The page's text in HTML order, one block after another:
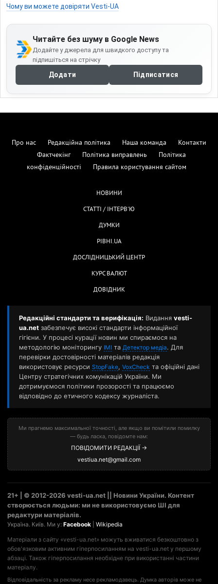
Чому ви можете довіряти Vesti-UA
Читайте без шуму в Google News
Додайте у джерела для швидкого доступу та
підпишіться на стрічку
Додати Підписатися
Про нас Редакційна політика Наша команда
Контакти
Фактчекінг
Політика виправлень
Політика
конфіденційності
Правила користування сайтом
НОВИНИ
СТАТТІ / ІНТЕРВ'Ю
ДУМКИ
РІВНІ.UA
ДОСЛІДНИЦЬКИЙ ЦЕНТР
КУРС ВАЛЮТ
ДОВІДНИК
Редакційні стандарти та верифікація: Видання vesti-
ua.net забезпечує високі стандарти інформаційної
гігієни. У процесі курації новин ми спираємося на
методологію моніторингу ІМІ та Детектор медіа. Для
перевірки достовірності матеріалів редакція
використовує ресурси StopFake, VoxCheck та офіційні дані
Центру стратегічних комунікацій України. Ми
дотримуємося політики прозорості та працюємо
відповідно до етичного кодексу журналіста.
Ми прагнемо максимальної точності, але якщо ви помітили помилку
— будь ласка, повідомте нам:
ПОВІДОМИТИ РЕДАКЦІЇ →
vestiua.net@gmail.com
21+ | © 2012-2026 vesti-ua.net || Новини України. Контент
створюється людьми: ми не використовуємо ШІ для
редактури матеріалів.
Україна. Київ. Ми у: Facebook Wikipedia
Матеріали з сайту «vesti-ua.net» можуть вживатися безкоштовно з
обов'язковим активним гіперпосиланням на vesti-ua.net у першому
абзаці. Також гіперпосилання необхідне при використанні частини
матеріалу.
Відповідальність за рекламу несе рекламодавець. Думка авторів може не